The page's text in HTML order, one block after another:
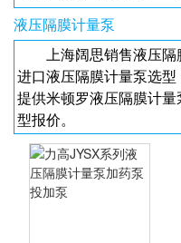
液压隔膜计量泵
上海阔思销售液压隔
进口液压隔膜计量泵选型
提供米顿罗液压隔膜计
型报价。